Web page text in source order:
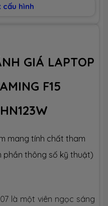
cấu hình
GIÁ LAPTOP
F15
mang tính chất tham
phần thông số kỹ thuật)
là một viên ngọc sáng